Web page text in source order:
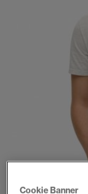
Cookie Banner